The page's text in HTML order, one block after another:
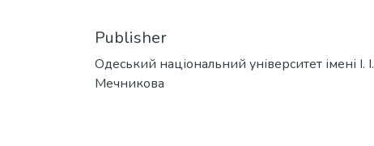
Publisher
Одеський національний університет імені І. І.
Мечникова